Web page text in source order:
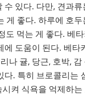
수 있다. 다만, 견과
게 좋다. 하루에 호
도 먹는 게 좋다. 베
에 도움이 된다. 베타
나 귤, 당근, 호박,
다. 특히 브로콜리는
켜 식욕을 억제하